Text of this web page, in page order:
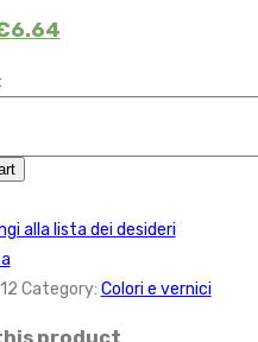
6.64
alla lista dei desideri
Category: Colori e vernici